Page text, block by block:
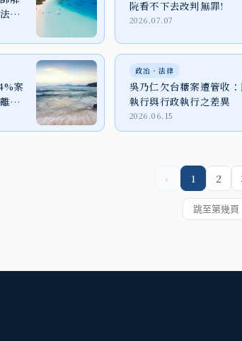
律
院看不下去改判無罪!
2026.07.07
案
政治‧法律
吳乃仁欠台糖案遭管收
執行與行政執行之差異
2026.06.15
‹ 1 2